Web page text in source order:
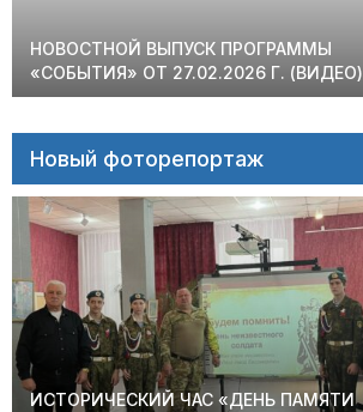
НОВОСТНОЙ ВЫПУСК ПРОГРАММЫ
«СОБЫТИЯ» ОТ 27.02.2026 Г. (ВИДЕО)
Новый фоторепортаж
ИСТОРИЧЕСКИЙ ЧАС «ДЕНЬ ПАМЯТИ